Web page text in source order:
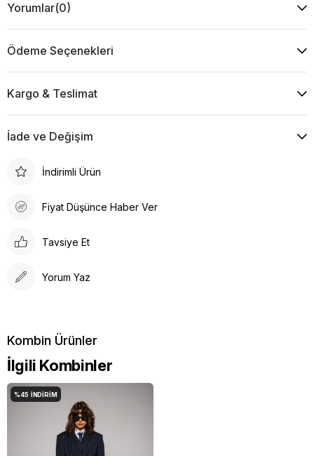
Fonksiyonel ve Şık:
Manken Ölçüleri: Boy: 1.72cm, Göğüs: 84cm, Bel: 64cm,
Basen: 96cm, Beden: 34
Ürün Bedeni: XS - 34
Kumaş İçeriği:
Ürün renkleri, ışık ve ekran farklılıkları nedeniyle değişiklik
gösterebilir.
Yorumlar(0)
Ödeme Seçenekleri
Kargo & Teslimat
İade ve Değişim
İndirimli Ürün
Fiyat Düşünce Haber Ver
Tavsiye Et
Yorum Yaz
İlgili Kombinler
%45 İNDIRIM